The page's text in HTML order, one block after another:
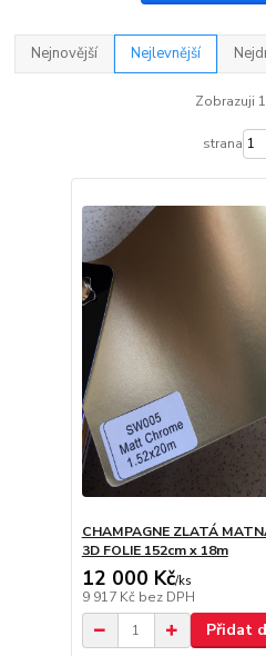
Nejnovější Nejlevnější
Zobrazuji
strana
CHAMPAGNE ZLATÁ
3D FOLIE 152cm x 18m
12 000 Kč/ks
9 917 Kč bez DPH
Přidat